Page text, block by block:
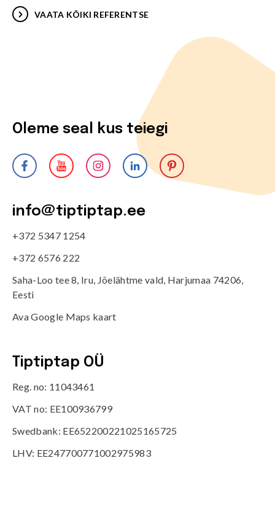
VAATA KÕIKI REFERENTSE
Oleme seal kus teiegi
info@tiptiptap.ee
+372 5347 1254
+372 6576 222
Saha-Loo tee 8, Iru, Jõelähtme vald, Harjumaa 74206,
Eesti
Ava Google Maps kaart
Tiptiptap OÜ
Reg. no: 11043461
VAT no: EE100936799
Swedbank: EE652200221025165725
LHV: EE247700771002975983